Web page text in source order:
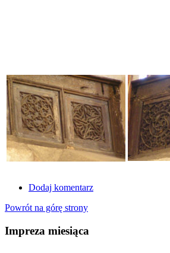
Dodaj komentarz
Powrót na górę strony
Impreza miesiąca